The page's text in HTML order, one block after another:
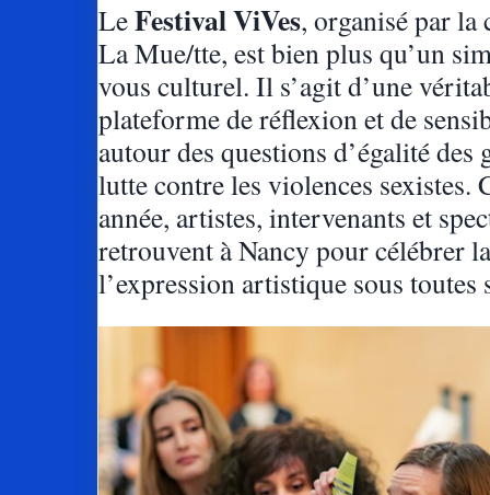
LeFestival ViVes, organisé par la
La Mue/tte, est bien plus qu’un
vous culturel. Il s’agit d’une
plateforme de réflexion et de
autour des questions d’égalité des
lutte contre les violences sexistes.
année, artistes, intervenants et
retrouvent à Nancy pour célébrer
l’expression artistique sous toutes